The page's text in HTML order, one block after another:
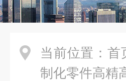
当前位置： 首
制化零件高精